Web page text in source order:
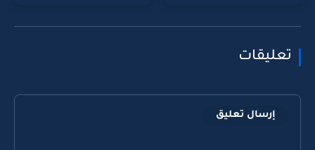
تعليقات
إرسال تعليق